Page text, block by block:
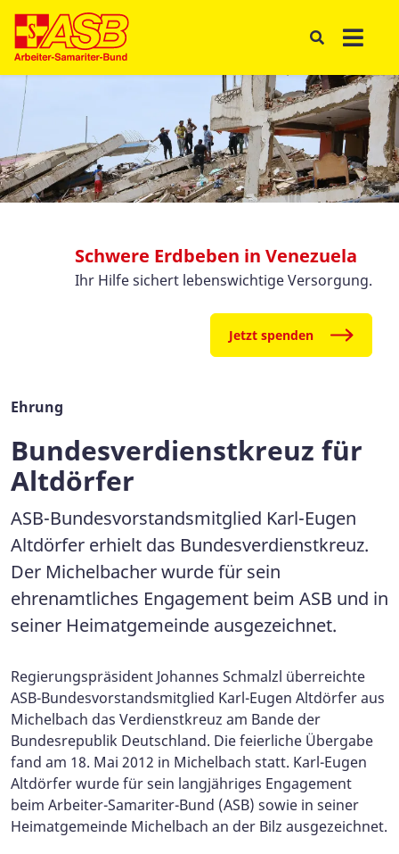
Schwere Erdbeben in Venezuela
Ihr Hilfe sichert lebenswichtige Versorgung.
Jetzt spenden
Ehrung
Bundesverdienstkreuz für
Altdörfer
ASB-Bundesvorstandsmitglied Karl-Eugen
Altdörfer erhielt das Bundesverdienstkreuz.
Der Michelbacher wurde für sein
ehrenamtliches Engagement beim ASB und in
seiner Heimatgemeinde ausgezeichnet.
Regierungspräsident Johannes Schmalzl überreichte
ASB-Bundesvorstandsmitglied Karl-Eugen Altdörfer aus
Michelbach das Verdienstkreuz am Bande der
Bundesrepublik Deutschland. Die feierliche Übergabe
fand am 18. Mai 2012 in Michelbach statt. Karl-Eugen
Altdörfer wurde für sein langjähriges Engagement
beim Arbeiter-Samariter-Bund (ASB) sowie in seiner
Heimatgemeinde Michelbach an der Bilz ausgezeichnet.